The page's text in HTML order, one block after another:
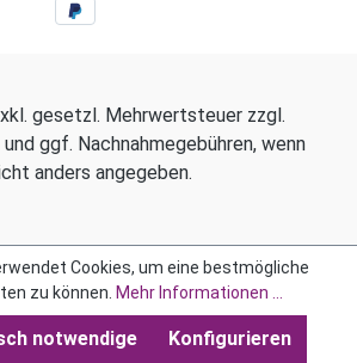
gesetzl. Mehrwertsteuer zzgl.
und ggf. Nachnahmegebühren, wenn
anders angegeben.
Cookies, um eine bestmögliche
zu können. Mehr Informationen ...
notwendige Konfigurieren